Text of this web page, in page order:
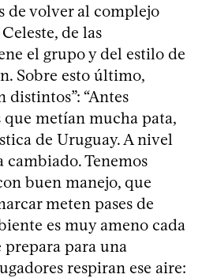
de volver al complejo
de las
el grupo y del estilo de
Sobre esto último,
distintos”: “Antes
metían mucha pata,
de Uruguay. A nivel
Tenemos
buen manejo, que
meten pases de
es muy ameno cada
prepara para una
respiran ese aire: